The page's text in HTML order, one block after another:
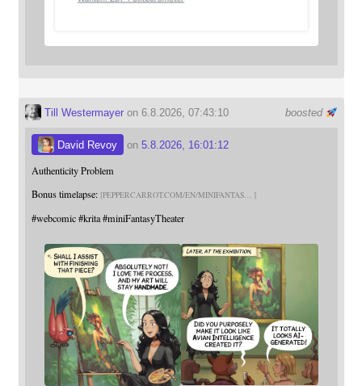
boosted
Till Westermayeron 6.8.2026, 07:43:10
David Revoy on 5.8.2026, 16:01:12
Authenticity Problem
Bonus timelapse: PEPPERCARROT.COM/EN/MINIFANTAS
#webcomic #krita #miniFantasyTheater